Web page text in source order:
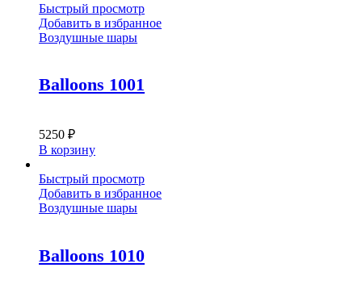
Быстрый просмотр
Добавить в избранное
Воздушные шары
Balloons 1001
5250 ₽
В корзину
Быстрый просмотр
Добавить в избранное
Воздушные шары
Balloons 1010